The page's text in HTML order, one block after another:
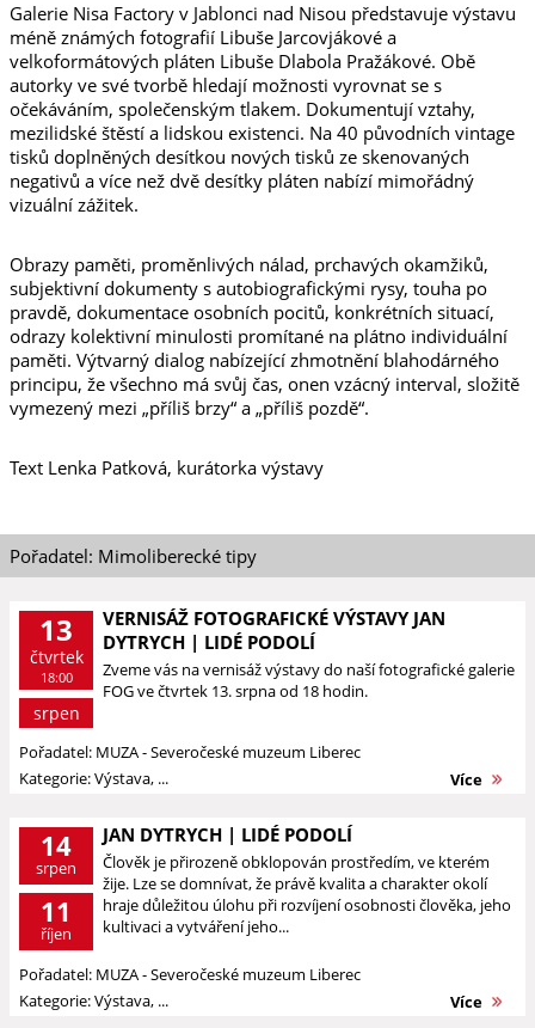
Galerie Nisa Factory v Jablonci nad Nisou představuje výstavu
méně známých fotografií Libuše Jarcovjákové a
velkoformátových pláten Libuše Dlabola Pražákové. Obě
autorky ve své tvorbě hledají možnosti vyrovnat se s
očekáváním, společenským tlakem. Dokumentují vztahy,
mezilidské štěstí a lidskou existenci. Na 40 původních vintage
tisků doplněných desítkou nových tisků ze skenovaných
negativů a více než dvě desítky pláten nabízí mimořádný
vizuální zážitek.
Obrazy paměti, proměnlivých nálad, prchavých okamžiků,
subjektivní dokumenty s autobiografickými rysy, touha po
pravdě, dokumentace osobních pocitů, konkrétních situací,
odrazy kolektivní minulosti promítané na plátno individuální
paměti. Výtvarný dialog nabízející zhmotnění blahodárného
principu, že všechno má svůj čas, onen vzácný interval, složitě
vymezený mezi „příliš brzy“ a „příliš pozdě“.
Text Lenka Patková, kurátorka výstavy
Pořadatel: Mimoliberecké tipy
13
čtvrtek
18:00
srpen
VERNISÁŽ FOTOGRAFICKÉ VÝSTAVY JAN
DYTRYCH | LIDÉ PODOLÍ
Zveme vás na vernisáž výstavy do naší fotografické galerie
FOG ve čtvrtek 13. srpna od 18 hodin.
Pořadatel: MUZA - Severočeské muzeum Liberec
Kategorie: Výstava, ...
Více
14
srpen
11
říjen
JAN DYTRYCH | LIDÉ PODOLÍ
Člověk je přirozeně obklopován prostředím, ve kterém
žije. Lze se domnívat, že právě kvalita a charakter okolí
hraje důležitou úlohu při rozvíjení osobnosti člověka, jeho
kultivaci a vytváření jeho...
Pořadatel: MUZA - Severočeské muzeum Liberec
Kategorie: Výstava, ...
Více